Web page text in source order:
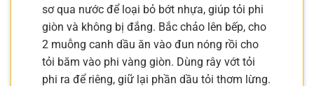
sơ qua nước để loại bỏ bớt nhựa, giúp tỏi phi
giòn và không bị đắng. Bắc chảo lên bếp, cho
2 muỗng canh dầu ăn vào đun nóng rồi cho
tỏi băm vào phi vàng giòn. Dùng rây vớt tỏi
phi ra để riêng, giữ lại phần dầu tỏi thơm lừng.